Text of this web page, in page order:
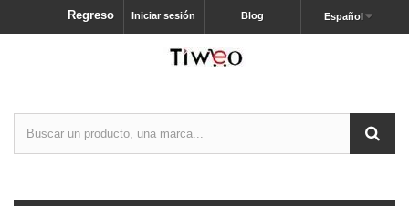
Español
Blog
Iniciar sesión
Regreso